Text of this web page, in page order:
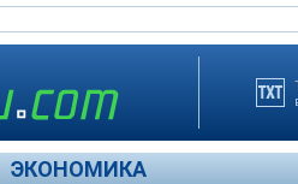
ЭКОНОМИКА